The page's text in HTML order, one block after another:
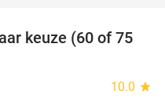
50%
keuze (60 of 75
10.0 star